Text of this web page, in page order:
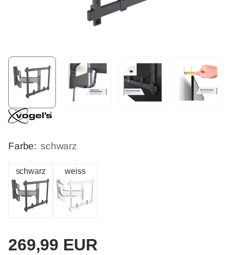
Farbe: schwarz
schwarz weiss
269,99 EUR